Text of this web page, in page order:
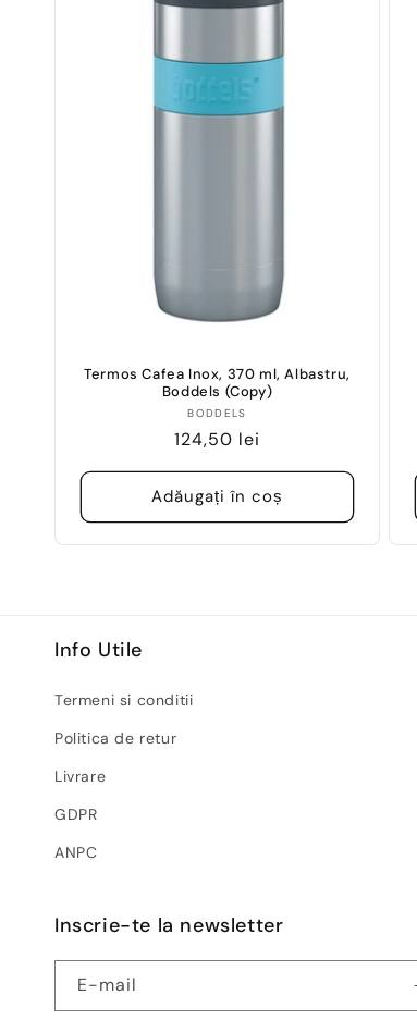
Termos Cafea Inox, 370 ml, Albastru,
Boddels (Copy)
Vânzător:
BODDELS
Preț
obișnuit
124,50 lei
Adăugați în coș
Info Utile
Termeni si conditii
Politica de retur
Livrare
GDPR
ANPC
Inscrie-te la newsletter
E-mail